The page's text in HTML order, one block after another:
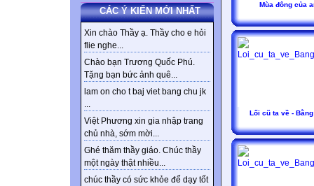
CÁC Ý KIẾN MỚI NHẤT
Xin chào Thầy ạ. Thầy cho e hỏi
flie nghe...
Chào bạn Trương Quốc Phú.
Tặng bạn bức ảnh quê...
lam on cho t baj viet bang chu jk
...
Việt Phương xin gia nhập trang
chủ nhà, sớm mời...
Ghé thăm thầy giáo. Chúc thầy
một ngày thật nhiều...
chúc thầy có sức khỏe để dạy tốt
Mùa đông của
Lối cũ ta về -